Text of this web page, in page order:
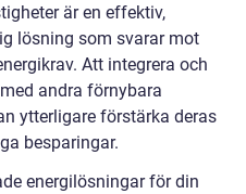
är en effektiv,
lösning som svarar mot
Att integrera och
andra förnybara
ytterligare förstärka deras
besparingar.
energilösningar för din